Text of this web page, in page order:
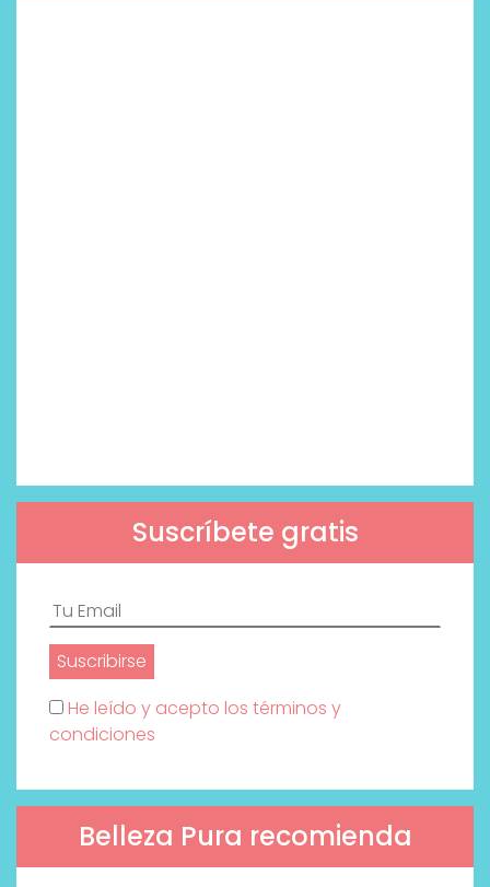
Suscríbete gratis
He leído y acepto los términos y
condiciones
Belleza Pura recomienda